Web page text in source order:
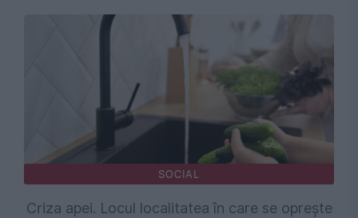
SOCIAL
Criza apei. Locul localitatea în care se oprește